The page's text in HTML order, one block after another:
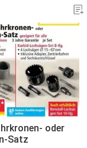
oder
Satz